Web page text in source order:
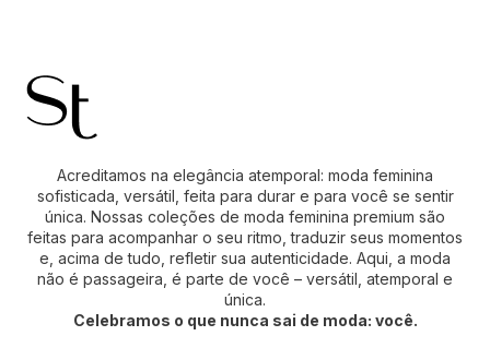
Acreditamos na elegância atemporal: moda feminina
sofisticada, versátil, feita para durar e para você se sentir
única. Nossas coleções de moda feminina premium são
feitas para acompanhar o seu ritmo, traduzir seus momentos
e, acima de tudo, refletir sua autenticidade. Aqui, a moda
não é passageira, é parte de você – versátil, atemporal e
única.
Celebramos o que nunca sai de moda: você.